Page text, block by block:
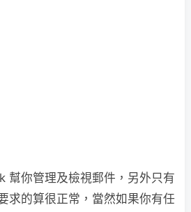
幫你管理及檢視郵件，另外只有
求的算很正常，當然如果你有任